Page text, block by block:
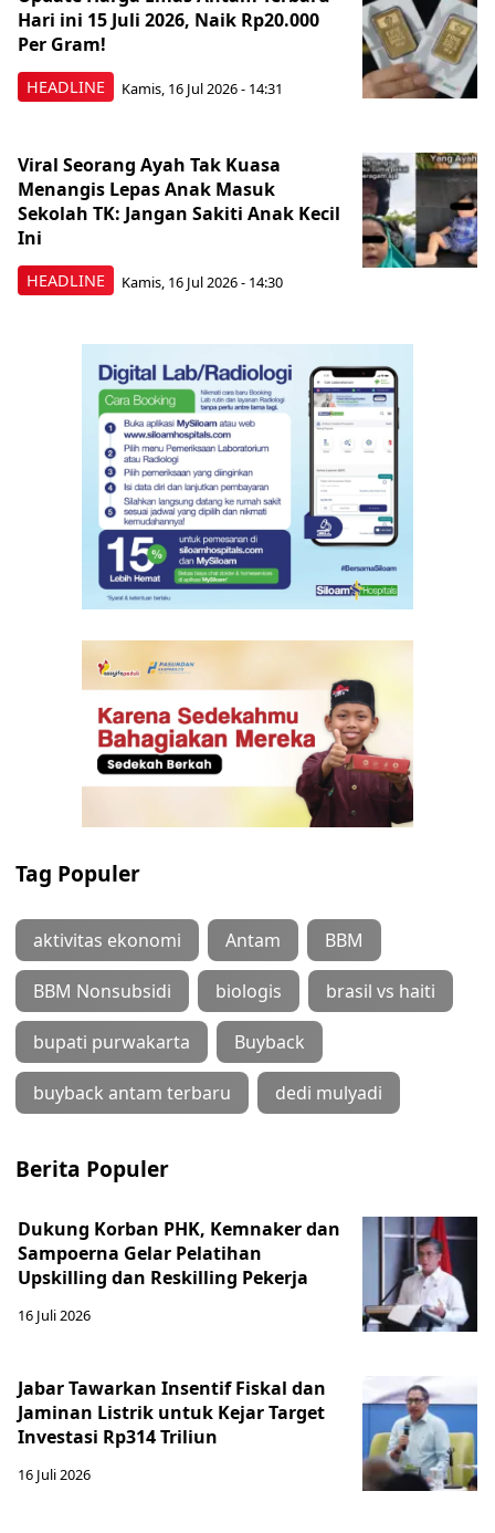
HEADLINE
Hari ini 15 Juli 2026, Naik Rp20.000
Per Gram!
Kamis, 16 Jul 2026 - 14:31
HEADLINE
Viral Seorang Ayah Tak Kuasa
Menangis Lepas Anak Masuk
Sekolah TK: Jangan Sakiti Anak Kecil
Ini
Kamis, 16 Jul 2026 - 14:30
Tag Populer
aktivitas ekonomi Antam BBM
BBM Nonsubsidi biologis brasil vs haiti
bupati purwakarta Buyback
buyback antam terbaru dedi mulyadi
Berita Populer
Dukung Korban PHK, Kemnaker dan
Sampoerna Gelar Pelatihan
Upskilling dan Reskilling Pekerja
16 Juli 2026
Jabar Tawarkan Insentif Fiskal dan
Jaminan Listrik untuk Kejar Target
Investasi Rp314 Triliun
16 Juli 2026